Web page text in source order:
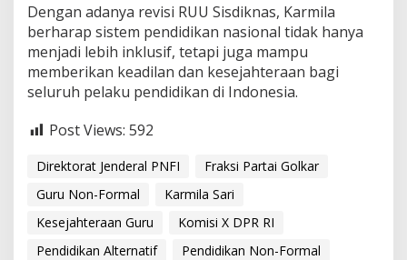
Dengan adanya revisi RUU Sisdiknas, Karmila
berharap sistem pendidikan nasional tidak hanya
menjadi lebih inklusif, tetapi juga mampu
memberikan keadilan dan kesejahteraan bagi
seluruh pelaku pendidikan di Indonesia.
Post Views: 592
Direktorat Jenderal PNFI
Fraksi Partai Golkar
Guru Non-Formal
Karmila Sari
Kesejahteraan Guru
Komisi X DPR RI
Pendidikan Alternatif
Pendidikan Non-Formal